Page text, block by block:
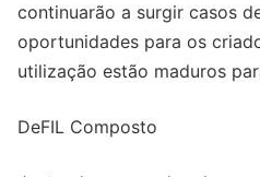
continuarão a surgir casos
oportunidades para os
utilização estão maduros
DeFIL Composto